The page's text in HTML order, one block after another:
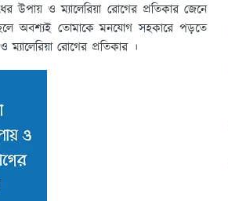
উপায় ও ম্যালেরিয়া রোগের প্রতিকার জেনে
অবশ্যই তোমাকে মনযোগ সহকারে পড়তে
রোগের প্রতিকার ।